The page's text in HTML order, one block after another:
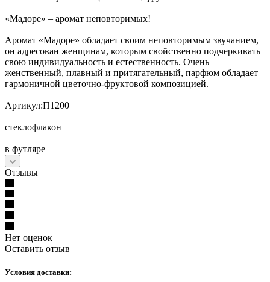
«Мадоре» – аромат неповторимых!
Аромат «Мадоре» обладает своим неповторимым звучанием,
он адресован женщинам, которым свойственно подчеркивать
свою индивидуальность и естественность. Очень
женственный, плавный и притягательный, парфюм обладает
гармоничной цветочно-фруктовой композицией.
Артикул:П1200
стеклофлакон
в футляре
Отзывы
Нет оценок
Оставить отзыв
Условия доставки: